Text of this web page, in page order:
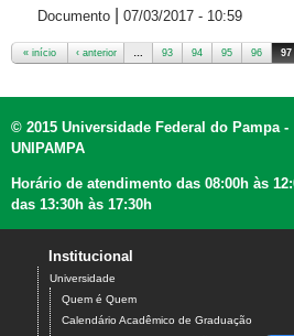
Documento 07/03/2017 - 10:59
« início ‹ anterior … 93 94 95 96 97
© 2015 Universidade Federal do Pampa -
UNIPAMPA
Horário de atendimento das 08:00h às
das 13:30h às 17:30h
Institucional
Universidade
Quem é Quem
Calendário Acadêmico de Graduação